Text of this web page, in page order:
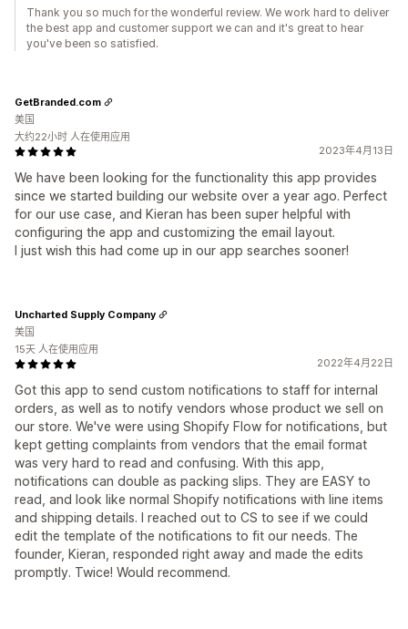
Thank you so much for the wonderful review. We work hard to deliver
the best app and customer support we can and it's great to hear
you've been so satisfied.
2023年4月13日
We have been looking for the functionality this app provides
since we started building our website over a year ago. Perfect
for our use case, and Kieran has been super helpful with
configuring the app and customizing the email layout.
I just wish this had come up in our app searches sooner!
GetBranded.com
美国
大约22小时 人在使用应用
2022年4月22日
Got this app to send custom notifications to staff for internal
orders, as well as to notify vendors whose product we sell on
our store. We've were using Shopify Flow for notifications, but
kept getting complaints from vendors that the email format
was very hard to read and confusing. With this app,
notifications can double as packing slips. They are EASY to
read, and look like normal Shopify notifications with line items
and shipping details. I reached out to CS to see if we could
edit the template of the notifications to fit our needs. The
founder, Kieran, responded right away and made the edits
promptly. Twice! Would recommend.
Uncharted Supply Company
美国
15天 人在使用应用